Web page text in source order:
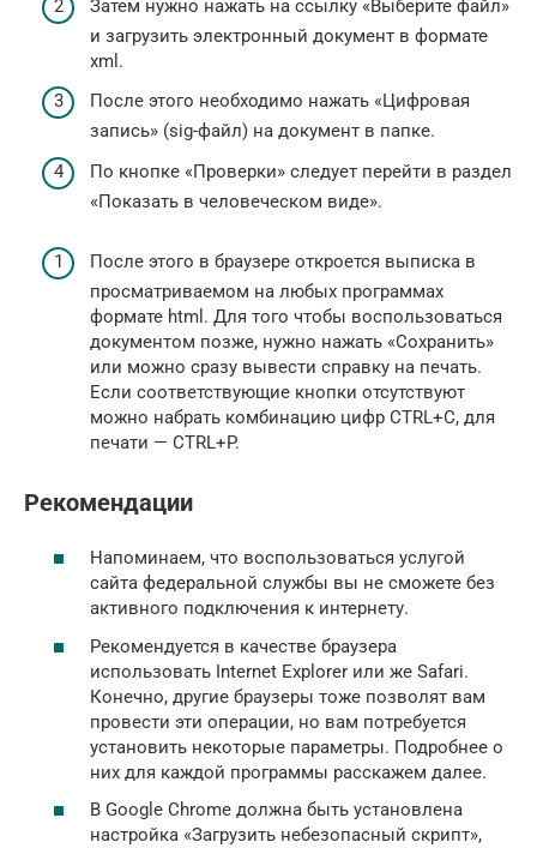
Затем нужно нажать на ссылку «Выберите файл»
и загрузить электронный документ в формате
xml.
После этого необходимо нажать «Цифровая
запись» (sig-файл) на документ в папке.
По кнопке «Проверки» следует перейти в раздел
«Показать в человеческом виде».
После этого в браузере откроется выписка в
просматриваемом на любых программах
формате html. Для того чтобы воспользоваться
документом позже, нужно нажать «Сохранить»
или можно сразу вывести справку на печать.
Если соответствующие кнопки отсутствуют
можно набрать комбинацию цифр CTRL+C, для
печати — CTRL+P.
Рекомендации
Напоминаем, что воспользоваться услугой
сайта федеральной службы вы не сможете без
активного подключения к интернету.
Рекомендуется в качестве браузера
использовать Internet Explorer или же Safari.
Конечно, другие браузеры тоже позволят вам
провести эти операции, но вам потребуется
установить некоторые параметры. Подробнее о
них для каждой программы расскажем далее.
В Google Chrome должна быть установлена
настройка «Загрузить небезопасный скрипт»,